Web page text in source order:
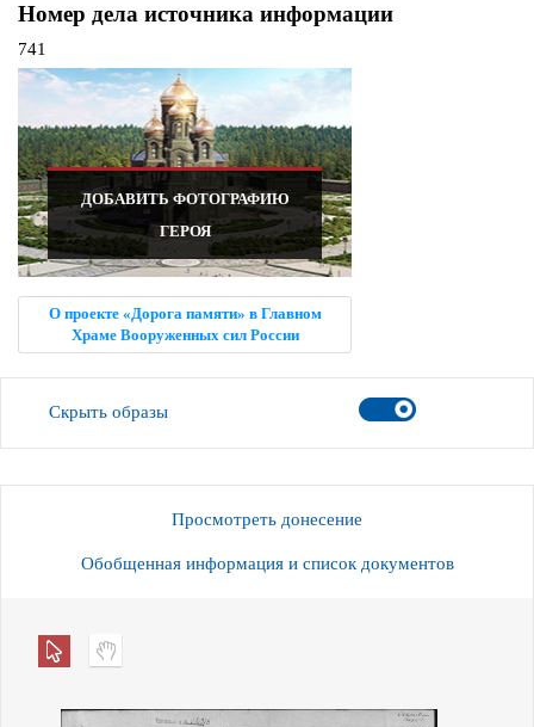
Номер дела источника информации
741
ДОБАВИТЬ ФОТОГРАФИЮ
ГЕРОЯ
О проекте «Дорога памяти» в Главном
Храме Вооруженных сил России
Скрыть образы
Просмотреть донесение
Обобщенная информация и список документов